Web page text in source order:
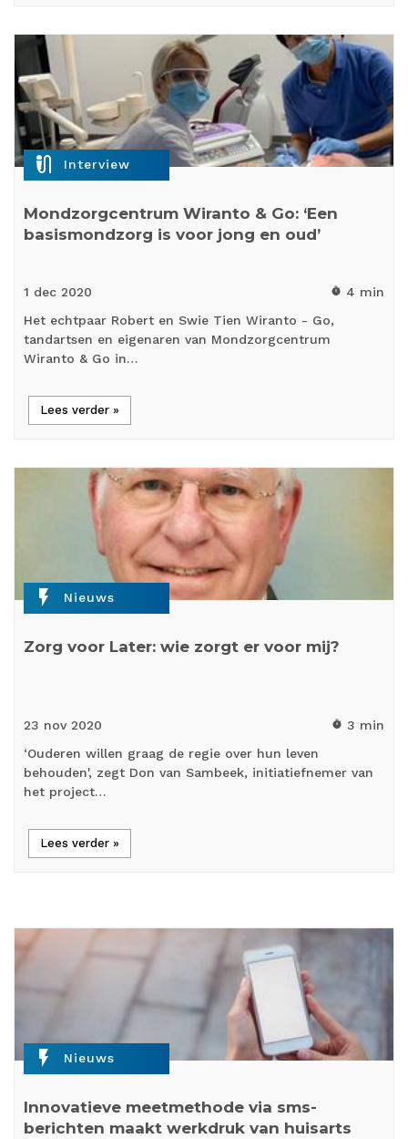
mic_external_on Interview
Mondzorgcentrum Wiranto & Go: ‘Een
basismondzorg is voor jong en oud’
1 dec 2020 timer 4 min
Het echtpaar Robert en Swie Tien Wiranto - Go,
tandartsen en eigenaren van Mondzorgcentrum
Wiranto & Go in…
Lees verder »
flash_on Nieuws
Zorg voor Later: wie zorgt er voor mij?
23 nov 2020 timer 3 min
‘Ouderen willen graag de regie over hun leven
behouden', zegt Don van Sambeek, initiatiefnemer van
het project…
Lees verder »
flash_on Nieuws
Innovatieve meetmethode via sms-
berichten maakt werkdruk van huisarts